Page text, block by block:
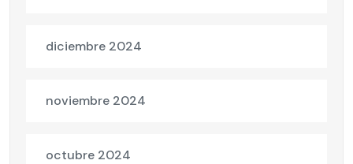
diciembre 2024
noviembre 2024
octubre 2024